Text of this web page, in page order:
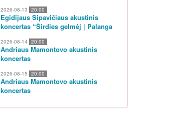
2026-08-13 20:00
Egidijaus Sipavičiaus akustinis
koncertas “Širdies gelmėj | Palanga
2026-08-14 20:00
Andriaus Mamontovo akustinis
koncertas
2026-08-15 20:00
Andriaus Mamontovo akustinis
koncertas